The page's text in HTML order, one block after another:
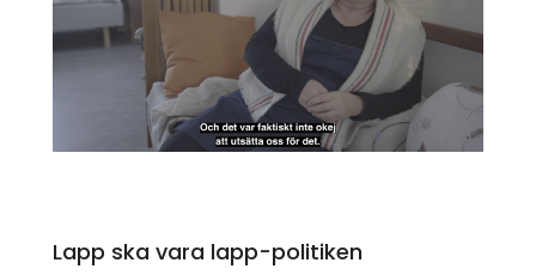
upp
video
Lapp ska vara lapp-politiken